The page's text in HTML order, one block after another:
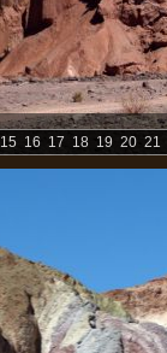
15 16 17 18 19 20 21